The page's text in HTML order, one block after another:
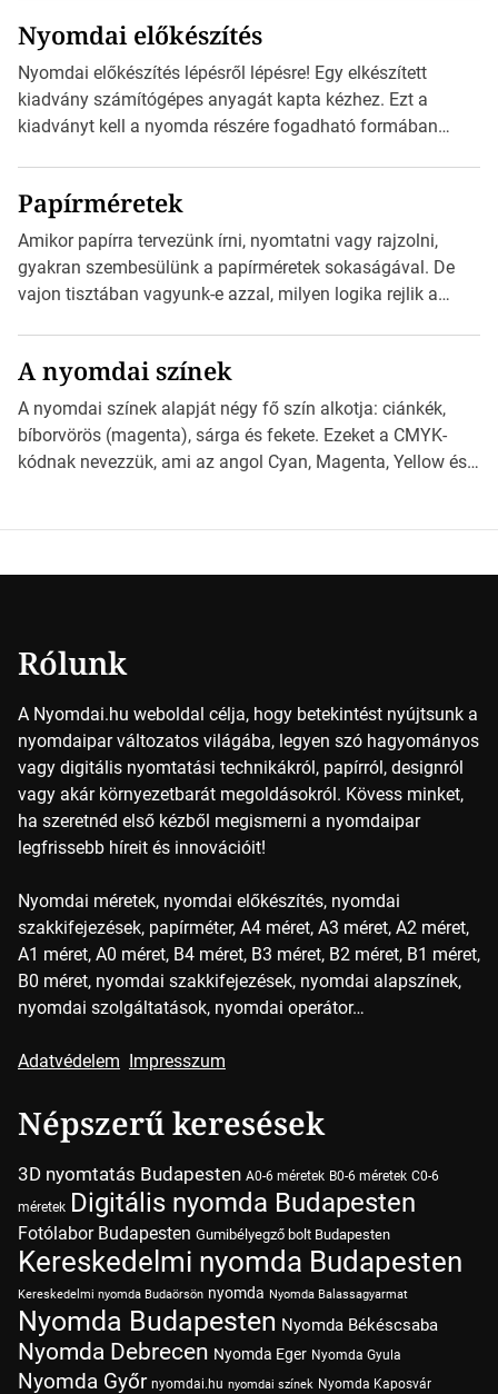
okostelefonjára telepíthet egy QR-kód-leolvasó
alkalmazást, ami leolvasni és dekódolni képes az URL-
információt és átirányítja a telefon böngészőjét a cég
weblapjára. A QR-kód beolvasása után a felhasználó
Nyomdai előkészítés
Nyomdai előkészítés lépésről lépésre! Egy elkészített
kiadvány számítógépes anyagát kapta kézhez. Ezt a
kiadványt kell a nyomda részére fogadható formában
Illustratorban készült vektorgrafika. *Hirdetés Minden
esetben konzultáljunk a nyomdával, mielőtt elkezdjük a
nyomdai előkészítést!Nehogy az elkészült munka után
derüljön ki, hogy valamit másképp kellett volna csinálni! […]
Papírméretek
Amikor papírra tervezünk írni, nyomtatni vagy rajzolni,
gyakran szembesülünk a papírméretek sokaságával. De
vajon tisztában vagyunk-e azzal, milyen logika rejlik a
*Hirdetés Ebben a cikkben a papírméretek izgalmas
világába kalauzolunk el téged, hogy jobban megértsd,
milyen szempontok alapján érdemes választanod a
jövőben. Bevezetés a papírméretek világába A […]
A nyomdai színek
A nyomdai színek alapját négy fő szín alkotja: ciánkék,
bíborvörös (magenta), sárga és fekete. Ezeket a CMYK-
kódnak nevezzük, ami az angol Cyan, Magenta, Yellow és
Rólunk
A Nyomdai.hu weboldal célja, hogy betekintést nyújtsunk a
nyomdaipar változatos világába, legyen szó hagyományos
vagy digitális nyomtatási technikákról, papírról, designról
vagy akár környezetbarát megoldásokról. Kövess minket,
ha szeretnéd első kézből megismerni a nyomdaipar
legfrissebb híreit és innovációit!
Nyomdai méretek, nyomdai előkészítés, nyomdai
szakkifejezések, papírméter, A4 méret, A3 méret, A2 méret,
A1 méret, A0 méret, B4 méret, B3 méret, B2 méret, B1 méret,
B0 méret, nyomdai szakkifejezések, nyomdai alapszínek,
nyomdai szolgáltatások, nyomdai operátor…
Adatvédelem Impresszum
Népszerű keresések
3D nyomtatás Budapesten A0-6 méretek B0-6 méretek C0-6
méretek Digitális nyomda Budapesten
Fotólabor Budapesten Gumibélyegző bolt Budapesten
Kereskedelmi nyomda Budapesten
Kereskedelmi nyomda Budaörsön nyomda Nyomda Balassagyarmat
Nyomda Budapesten Nyomda Békéscsaba
Nyomda Debrecen Nyomda Eger Nyomda Gyula
Nyomda Győr nyomdai.hu nyomdai színek Nyomda Kaposvár